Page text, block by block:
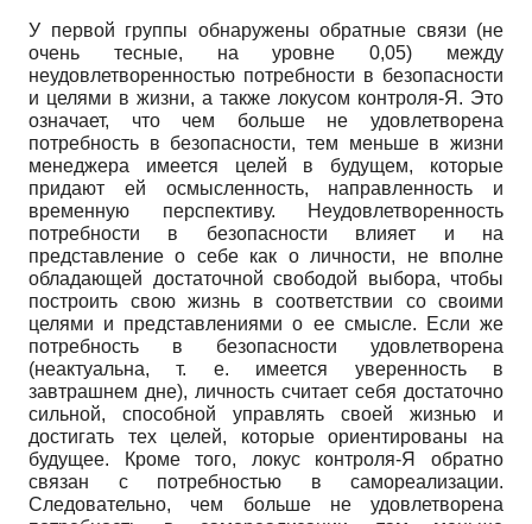
У первой группы обнаружены обратные связи (не
очень тесные, на уровне 0,05) между
неудовлетворенностью потребности в безопасности
и целями в жизни, а также локусом контроля-Я. Это
означает, что чем больше не удовлетворена
потребность в безопасности, тем меньше в жизни
менеджера имеется целей в будущем, которые
придают ей осмысленность, направленность и
временную перспективу. Неудовлетворенность
потребности в безопасности влияет и на
представление о себе как о личности, не вполне
обладающей достаточной свободой выбора, чтобы
построить свою жизнь в соответствии со своими
целями и представлениями о ее смысле. Если же
потребность в безопасности удовлетворена
(неактуальна, т. е. имеется уверенность в
завтрашнем дне), личность считает себя достаточно
сильной, способной управлять своей жизнью и
достигать тех целей, которые ориентированы на
будущее. Кроме того, локус контроля-Я обратно
связан с потребностью в самореализации.
Следовательно, чем больше не удовлетворена